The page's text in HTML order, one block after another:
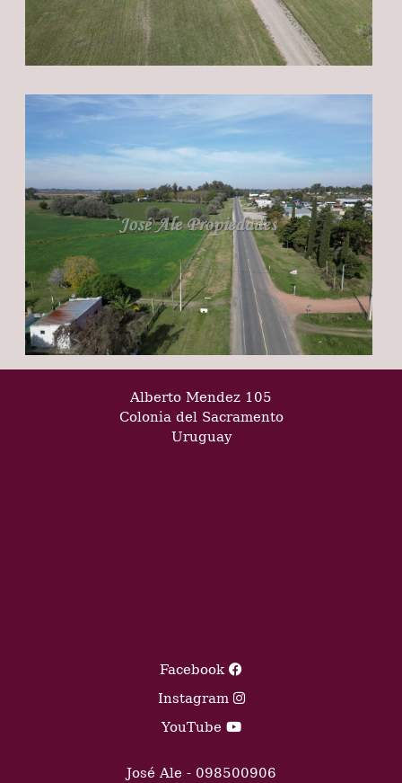
Alberto Mendez 105
Colonia del Sacramento
Uruguay
Facebook
Instagram
YouTube
José Ale - 098500906